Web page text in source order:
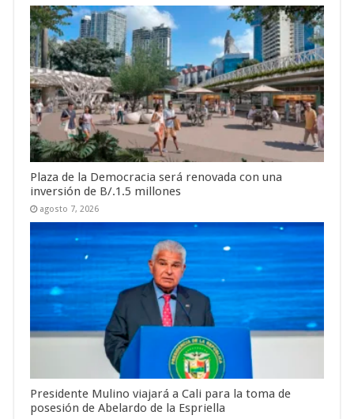
Plaza de la Democracia será renovada con una
inversión de B/.1.5 millones
agosto 7, 2026
Presidente Mulino viajará a Cali para la toma de
posesión de Abelardo de la Espriella